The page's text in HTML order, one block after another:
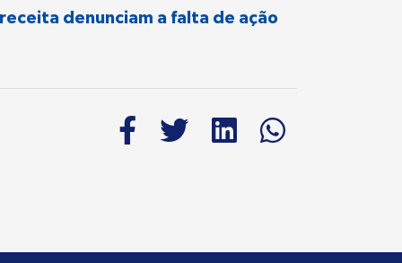
denunciam a falta de ação